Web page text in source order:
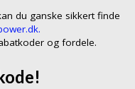
du ganske sikkert finde
og fordele.